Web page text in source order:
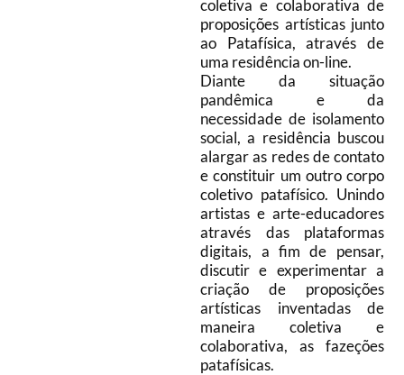
coletiva e colaborativa de
proposições artísticas junto
ao Patafísica, através de
uma residência on-line.
Diante da situação
pandêmica e da
necessidade de isolamento
social, a residência buscou
alargar as redes de contato
e constituir um outro corpo
coletivo patafísico. Unindo
artistas e arte-educadores
através das plataformas
digitais, a fim de pensar,
discutir e experimentar a
criação de proposições
artísticas inventadas de
maneira coletiva e
colaborativa, as fazeções
patafísicas.